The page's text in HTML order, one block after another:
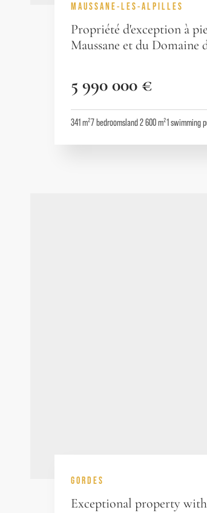
MAUSSANE-LES-ALPILLES
Propriété d'exception à
Maussane et du Domaine
5 990 000 €
341 m²7bedroomsland 2 600 m²1swimming
GORDES
Exceptional property